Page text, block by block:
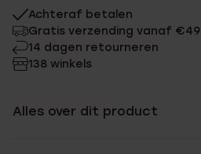
Achteraf betalen
Gratis verzending vanaf €49
14 dagen retourneren
138 winkels
Alles over dit product